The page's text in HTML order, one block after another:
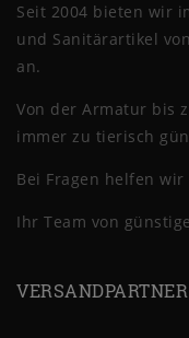
Seit 2004 bieten wir
und Sanitärartikel
an.
Von der Armatur bis
immer zu tierisch
Bei Fragen helfen
Ihr Team von
VERSANDPARTNER